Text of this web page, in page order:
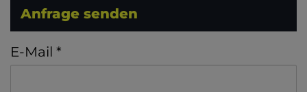
Anfrage senden
E-Mail